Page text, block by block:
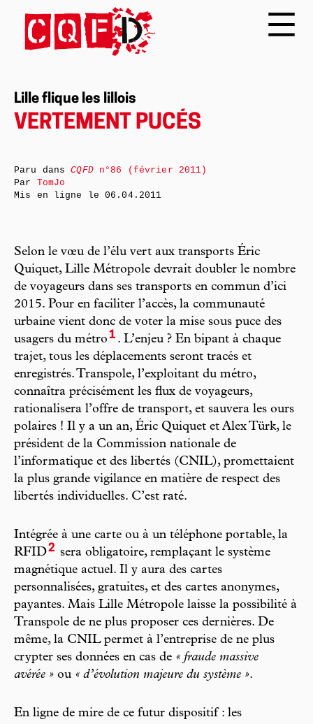
Lille flique les lillois
VERTEMENT PUCÉS
Selon le vœu de l’élu vert aux transports Éric
Quiquet, Lille Métropole devrait doubler le nombre
de voyageurs dans ses transports en commun d’ici
2015. Pour en faciliter l’accès, la communauté
urbaine vient donc de voter la mise sous puce des
usagers du métro1 . L’enjeu ? En bipant à chaque
trajet, tous les déplacements seront tracés et
enregistrés. Transpole, l’exploitant du métro,
connaîtra précisément les flux de voyageurs,
rationalisera l’offre de transport, et sauvera les ours
polaires ! Il y a un an, Éric Quiquet et Alex Türk, le
président de la Commission nationale de
l’informatique et des libertés (CNIL), promettaient
la plus grande vigilance en matière de respect des
libertés individuelles. C’est raté.
Intégrée à une carte ou à un téléphone portable, la
RFID2 sera obligatoire, remplaçant le système
magnétique actuel. Il y aura des cartes
personnalisées, gratuites, et des cartes anonymes,
payantes. Mais Lille Métropole laisse la possibilité à
Transpole de ne plus proposer ces dernières. De
même, la CNIL permet à l’entreprise de ne plus
crypter ses données en cas de « fraude massive
avérée » ou « d’évolution majeure du système ».
En ligne de mire de ce futur dispositif : les
Paru dansCQFDn°86 (février 2011)
Par TomJo
Mis en ligne le06.04.2011